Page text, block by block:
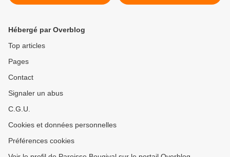
Hébergé par Overblog
Top articles
Pages
Contact
Signaler un abus
C.G.U.
Cookies et données personnelles
Préférences cookies